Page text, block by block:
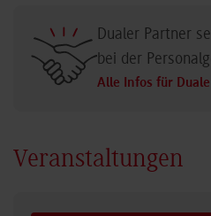
Dualer Partner
bei der
Alle Infos für
Veranstaltungen